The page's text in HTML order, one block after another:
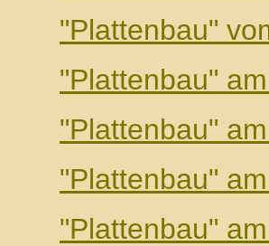
"Plattenbau"
"Plattenbau"
"Plattenbau"
"Plattenbau"
"Plattenbau"